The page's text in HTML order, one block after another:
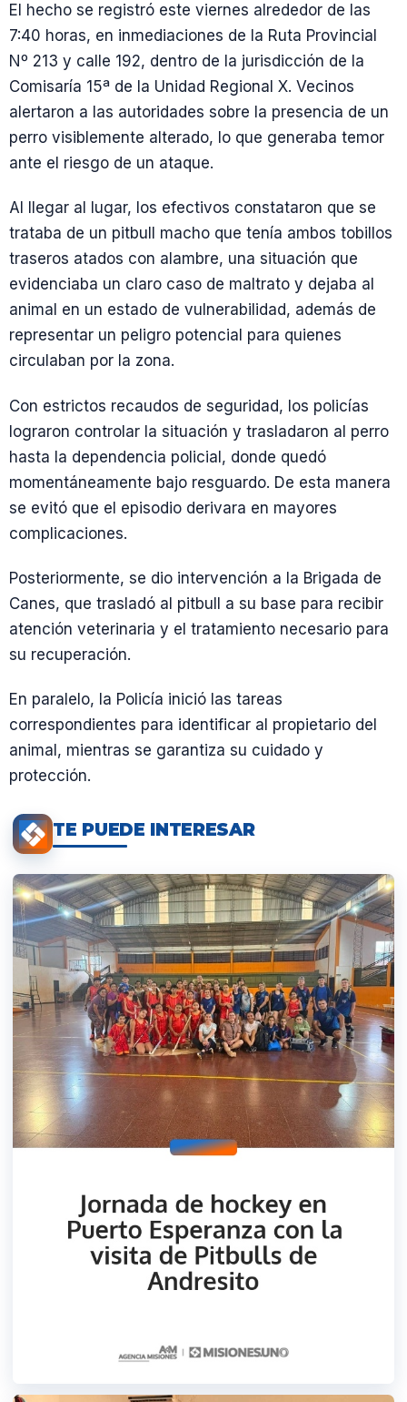
El hecho se registró este viernes alrededor de las
7:40 horas, en inmediaciones de la Ruta Provincial
Nº 213 y calle 192, dentro de la jurisdicción de la
Comisaría 15ª de la Unidad Regional X. Vecinos
alertaron a las autoridades sobre la presencia de un
perro visiblemente alterado, lo que generaba temor
ante el riesgo de un ataque.
Al llegar al lugar, los efectivos constataron que se
trataba de un pitbull macho que tenía ambos tobillos
traseros atados con alambre, una situación que
evidenciaba un claro caso de maltrato y dejaba al
animal en un estado de vulnerabilidad, además de
representar un peligro potencial para quienes
circulaban por la zona.
Con estrictos recaudos de seguridad, los policías
lograron controlar la situación y trasladaron al perro
hasta la dependencia policial, donde quedó
momentáneamente bajo resguardo. De esta manera
se evitó que el episodio derivara en mayores
complicaciones.
Posteriormente, se dio intervención a la Brigada de
Canes, que trasladó al pitbull a su base para recibir
atención veterinaria y el tratamiento necesario para
su recuperación.
En paralelo, la Policía inició las tareas
correspondientes para identificar al propietario del
animal, mientras se garantiza su cuidado y
protección.
TE PUEDE INTERESAR